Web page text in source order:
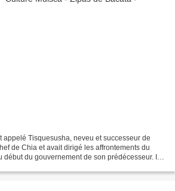
appelé Tisquesusha, neveu et successeur de
de Chia et avait dirigé les affrontements du
début du gouvernement de son prédécesseur. Il